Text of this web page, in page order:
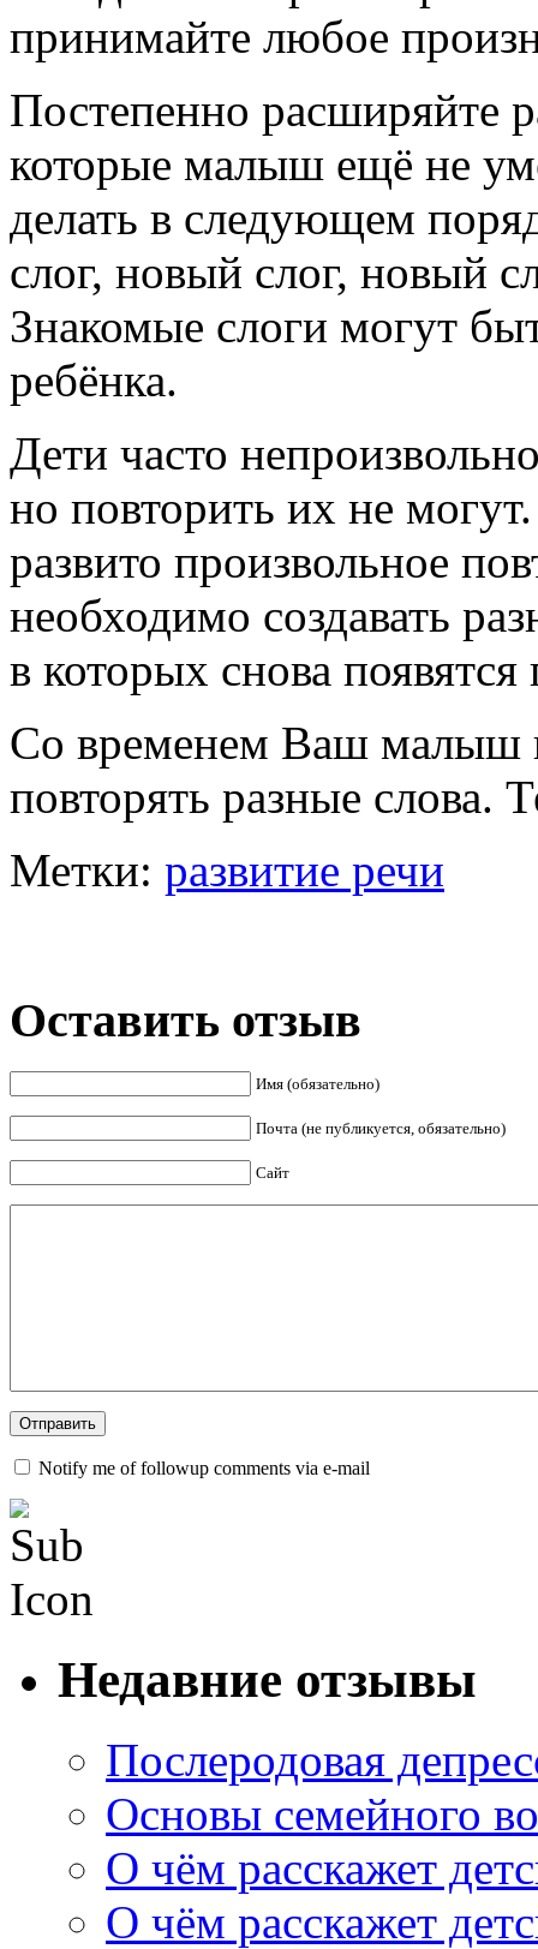
принимайте любое
Постепенно расширяйте
которые малыш ещё не
делать в следующем
слог, новый слог, новый
Знакомые слоги могут
ребёнка.
Дети часто
но повторить их не
развито произвольное
необходимо создавать
в которых снова
Со временем Ваш малыш
повторять разные слова.
Метки: развитие речи
Оставить отзыв
Имя (обязательно)
Почта (не публикуется, обязательно)
Сайт
Notify me of followup comments via e-mail
Недавние отзывы
Послеродовая
Основы семейного
О чём расскажет
О чём расскажет